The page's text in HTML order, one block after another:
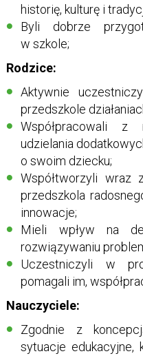
historię, kulturę i
Byli dobrze
w szkole;
Rodzice:
Aktywnie
przedszkole
Współpracowali z
udzielania
o swoim dziecku;
Współtworzyli wraz
przedszkola
innowacje;
Mieli wpływ na
rozwiązywaniu
Uczestniczyli w
pomagali im,
Nauczyciele:
Zgodnie z
sytuacje edukacyjne,